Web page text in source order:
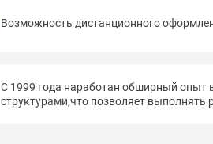
Возможность дистанционного
С 1999 года наработан обширный опыт
структурами,что позволяет выполнять